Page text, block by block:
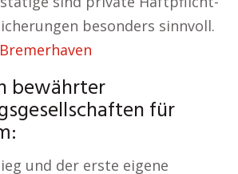
besonders sinnvoll.
bewährter
für
und der erste eigene